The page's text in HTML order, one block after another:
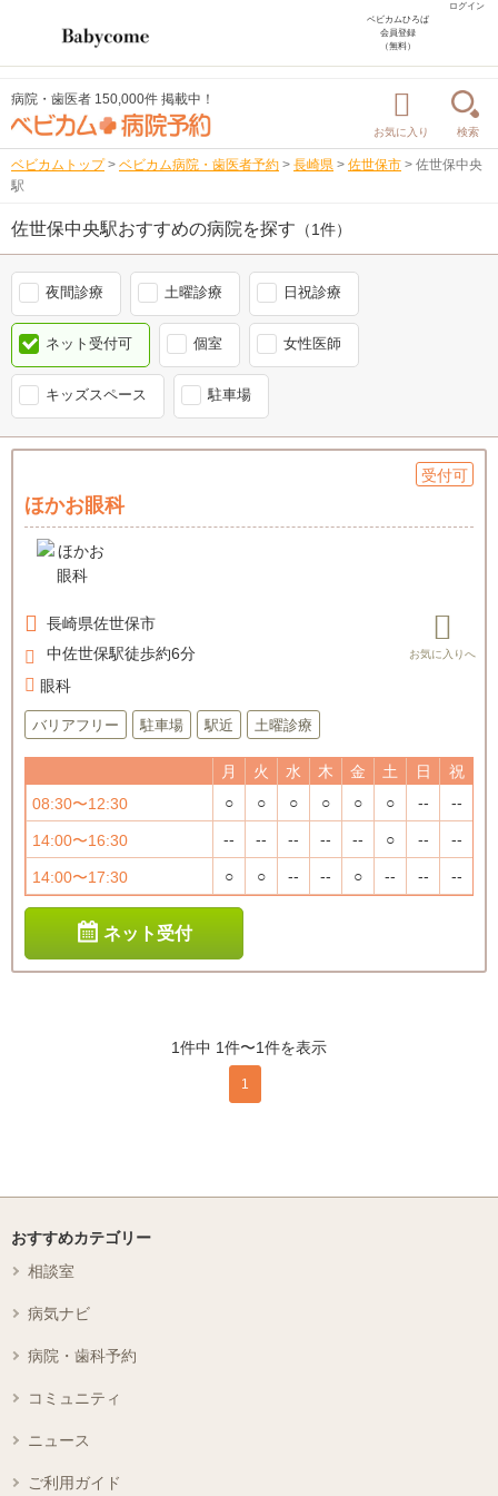
ログイン
ベビカムひろば
会員登録
（無料）
病院・歯医者 150,000件 掲載中！
お気に入り 検索
ベビカムトップ > ベビカム病院・歯医者予約 > 長崎県 > 佐世保市 > 佐世保中央
駅
佐世保中央駅おすすめの病院を探す （1件）
夜間診療 土曜診療 日祝診療
ネット受付可 個室 女性医師
キッズスペース 駐車場
受付可
ほかお眼科
長崎県佐世保市
中佐世保駅徒歩約6分
眼科
バリアフリー 駐車場 駅近 土曜診療
月 火 水 木 金 土 日
祝
08:30〜12:30
○ ○ ○ ○ ○ ○ -- --
14:00〜16:30 -- -- -- -- -- ○ -- --
14:00〜17:30 ○ ○ -- -- ○ -- -- --
ネット受付
1件中 1件〜1件を表示
1
おすすめカテゴリー
相談室
病気ナビ
病院・歯科予約
コミュニティ
ニュース
ご利用ガイド